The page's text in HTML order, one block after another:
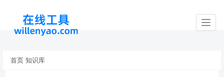
首页 知识库